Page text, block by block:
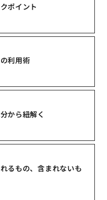
ポイント
利用術
から紐解く
るもの、含まれないも